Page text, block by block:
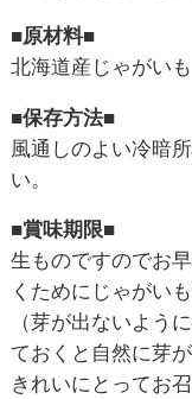
■原材料■
北海道産じゃがい
■保存方法■
風通しのよい冷暗
い。
■賞味期限■
生ものですのでお
くためにじゃがい
（芽が出ないよう
ておくと自然に芽が
きれいにとってお